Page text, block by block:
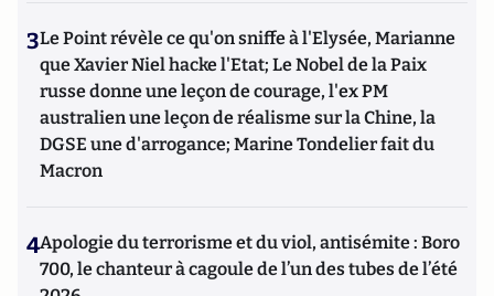
3Le Point révèle ce qu'on sniffe à l'Elysée, Marianne
que Xavier Niel hacke l'Etat; Le Nobel de la Paix
russe donne une leçon de courage, l'ex PM
australien une leçon de réalisme sur la Chine, la
DGSE une d'arrogance; Marine Tondelier fait du
Macron
4Apologie du terrorisme et du viol, antisémite : Boro
700, le chanteur à cagoule de l’un des tubes de l’été